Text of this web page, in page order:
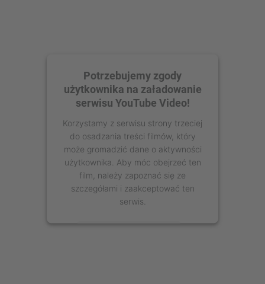
Potrzebujemy zgody
użytkownika na załadowanie
serwisu YouTube Video!
Korzystamy z serwisu strony trzeciej
do osadzania treści filmów, który
może gromadzić dane o aktywności
użytkownika. Aby móc obejrzeć ten
film, należy zapoznać się ze
szczegółami i zaakceptować ten
serwis.